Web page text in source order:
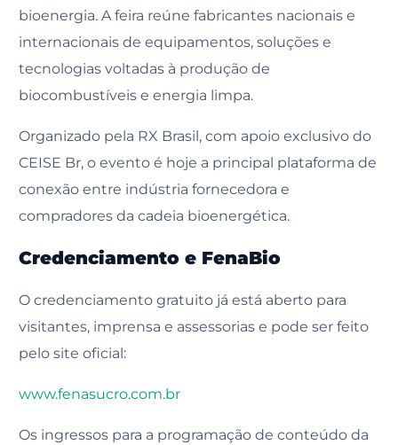
bioenergia. A feira reúne fabricantes nacionais e
internacionais de equipamentos, soluções e
tecnologias voltadas à produção de
biocombustíveis e energia limpa.
Organizado pela RX Brasil, com apoio exclusivo do
CEISE Br, o evento é hoje a principal plataforma de
conexão entre indústria fornecedora e
compradores da cadeia bioenergética.
Credenciamento e FenaBio
O credenciamento gratuito já está aberto para
visitantes, imprensa e assessorias e pode ser feito
pelo site oficial:
www.fenasucro.com.br
Os ingressos para a programação de conteúdo da